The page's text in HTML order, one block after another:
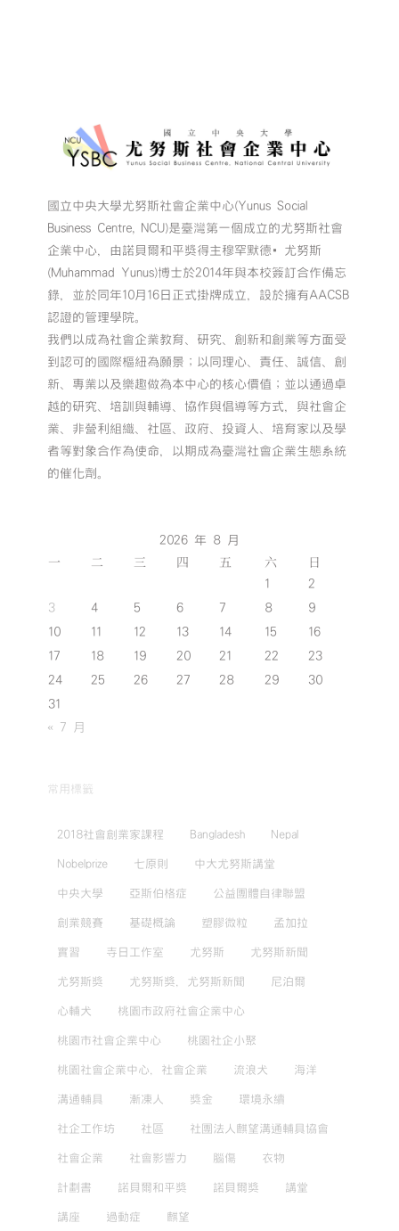
國立中央大學尤努斯社會企業中心(Yunus Social
Business Centre, NCU)是臺灣第一個成立的尤努斯社會
企業中心，由諾貝爾和平獎得主穆罕默德•尤努斯
(Muhammad Yunus)博士於2014年與本校簽訂合作備忘
錄，並於同年10月16日正式掛牌成立，設於擁有AACSB
認證的管理學院。
我們以成為社會企業教育、研究、創新和創業等方面受
到認可的國際樞紐為願景；以同理心、責任、誠信、創
新、專業以及樂趣做為本中心的核心價值；並以通過卓
越的研究、培訓與輔導、協作與倡導等方式，與社會企
業、非營利組織、社區、政府、投資人、培育家以及學
者等對象合作為使命，以期成為臺灣社會企業生態系統
的催化劑。
2026 年 8 月
一 二 三 四 五 六 日
1
2
3
4 5 6 7 8
9
10
11 12 13 14 15
16
17
18 19 20 21 22
23
24
25 26 27 28 29
30
31
« 7 月
常用標籤
2018社會創業家課程 Bangladesh Nepal
Nobelprize 七原則 中大尤努斯講堂
中央大學 亞斯伯格症 公益團體自律聯盟
創業競賽 基礎概論 塑膠微粒 孟加拉
實習 寺日工作室 尤努斯 尤努斯新聞
尤努斯獎 尤努斯獎，尤努斯新聞 尼泊爾
心輔犬 桃園市政府社會企業中心
桃園市社會企業中心 桃園社企小聚
桃園社會企業中心，社會企業 流浪犬 海洋
溝通輔具 漸凍人 獎金 環境永續
社企工作坊 社區 社團法人麒望溝通輔具協會
社會企業 社會影響力 腦傷 衣物
計劃書 諾貝爾和平獎 諾貝爾獎 講堂
講座 過動症 麒望